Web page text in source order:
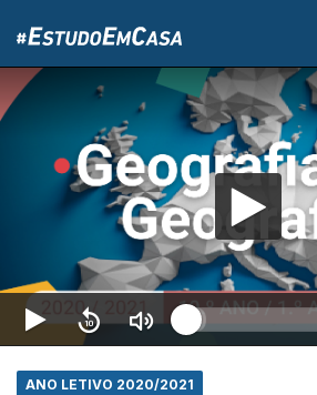
ANO LETIVO 2020/2021